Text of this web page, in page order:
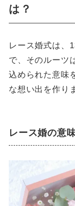
は？
レース婚式は、
で、そのルーツ
込められた意味
な想い出を作り
レース婚の意